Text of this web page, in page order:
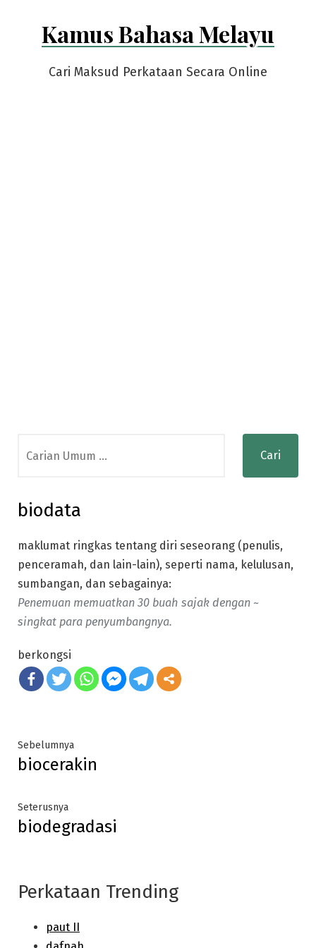
Kamus Bahasa Melayu
Cari Maksud Perkataan Secara Online
for:
biodata
maklumat ringkas tentang diri seseorang (penulis,
penceramah, dan lain-lain), seperti nama, kelulusan,
sumbangan, dan sebagainya:
Penemuan memuatkan 30 buah sajak dengan ~
singkat para penyumbangnya.
berkongsi
Post
navigation
SebelumnyaPrevious
post:
biocerakin
SeterusnyaNext
post:
biodegradasi
Perkataan Trending